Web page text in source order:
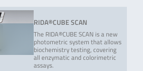
RIDA®CUBE SCAN
The RIDA®CUBE SCAN is a new
photometric system that allows
biochemistry testing, covering
all enzymatic and colorimetric
assays.